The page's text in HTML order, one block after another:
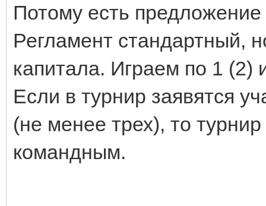
Потому есть
Регламент стандартный,
капитала. Играем по 1 (2)
Если в турнир заявятся
(не менее трех), то
командным.